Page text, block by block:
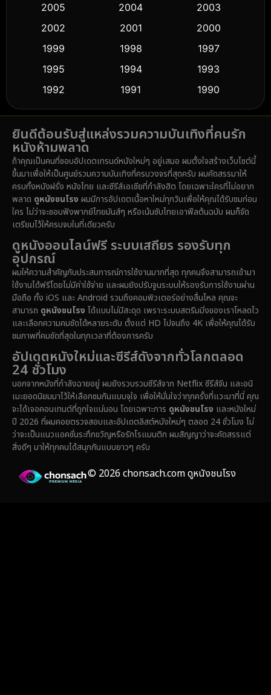
Cult Film
Dance เต้น (10)
Detective สืบสวน (58)
Disaster
Disney+ (5)
Documentary สารคดี (91)
Dystopian
Emotional (61)
Epic มหากาพย์ (219)
Family ครอบครัว
Fantasy จินตนาการ (324)
Fiction (14)
Gothic
2005
2004
2003
2002
2001
2000
1999
1998
1997
1995
1994
1993
1992
1991
1990
1989
1988
1986
1985
1983
1982
1981
1971
1962 1953
ยินดีต้อนรับสู่แหล่งรวมความบันเทิงที่คนรัก
หนังห้ามพลาด
ถ้าคุณเป็นคนที่ชอบอัปเดตเทรนด์หนังใหม่ๆ อยู่เสมอ ผมตั้งใจสร้างเว็บไซต์นี้
ขึ้นมาเพื่อให้เป็นศูนย์รวมความบันเทิงที่ครบวงจรที่สุดครับ ผมคัดสรรมาให้
ครบทั้งหนังฝรั่ง หนังไทย และซีรีส์เอเชียที่กำลังฮิต โดยเฉพาะใครที่ไม่อยาก
พลาด ดูหนังชนโรง ผมมีการอัปเดตเนื้อหาใหม่ทุกวันเพื่อให้คุณได้รับชมก่อน
ใคร ไม่ว่าจะชอบฟังพากย์ไทยมันส์ๆ หรือเน้นซับไทยเอาฟีลต้นฉบับ ผมก็จัด
เตรียมไว้ให้ครบจบในที่เดียวครับ
ดูหนังออนไลน์ฟรี ระบบเสถียร รองรับทุก
อุปกรณ์
ผมให้ความสำคัญกับประสบการณ์การใช้งานมากที่สุด ทุกคนจึงสามารถเข้ามา
ใช้งานได้ฟรีโดยไม่มีค่าใช้จ่าย และผมยังปรับจูนระบบให้รองรับการใช้งานผ่าน
มือถือ ทั้ง iOS และ Android รวมถึงคอมพิวเตอร์อย่างลื่นไหล คุณจะ
สามารถ ดูหนังชนโรง ได้แบบไม่มีสะดุด เพราะระบบสตรีมมิ่งของเราโหลดไว
และเลือกความคมชัดได้หลายระดับ ตั้งแต่ HD ไปจนถึง 4K เพื่อให้คุณได้รับ
ชมภาพที่คมชัดที่สุดในทุกเวลาที่ต้องการครับ
อัปเดตหนังใหม่และซีรีส์ดังจากทั่วโลกตลอด
24 ชั่วโมง
นอกจากหนังที่กำลังฉายอยู่ ผมยังรวบรวมซีรีส์จาก Netflix ซีรีส์จีน และอนิ
เมะยอดนิยมมาไว้ให้เลือกชมกันแบบจุใจ เพื่อให้มั่นใจว่าทุกครั้งที่แวะมาที่นี่ คุณ
จะได้เจอคอนเทนต์ที่ถูกใจแน่นอน โดยเฉพาะการ ดูหนังชนโรง และหนังใหม่
ปี 2026 ที่ผมคอยตรวจสอบและอัปเดตลิสต์หนังใหม่ๆ ตลอด 24 ชั่วโมง ไม่
ว่าจะเป็นแนวแอคชั่นระทึกขวัญหรือรักโรแมนติก ผมสัญญาว่าจะคัดสรรแต่
สิ่งดีๆ มาให้ทุกคนได้สนุกกันแบบยาวๆ ครับ
© 2026 chonsach.com ดูหนังชนโรง